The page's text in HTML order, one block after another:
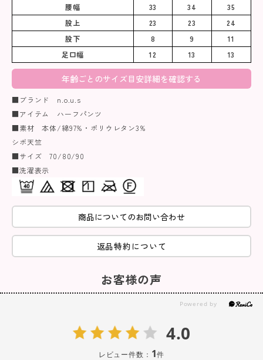
腰幅
33 34
35
股上
23 23
24
股下
8 9
11
足口幅
12 13 13
年齢ごとのサイズ目安詳細を確認する
■ブランド n.o.u.s
■アイテム ハーフパンツ
■素材 本体/綿97%・ポリウレタン3%
シボ天竺
■サイズ 70/80/90
■洗濯表示
商品についてのお問い合わせ
返品特約について
お客様の声
4.0
レビュー件数： 1件